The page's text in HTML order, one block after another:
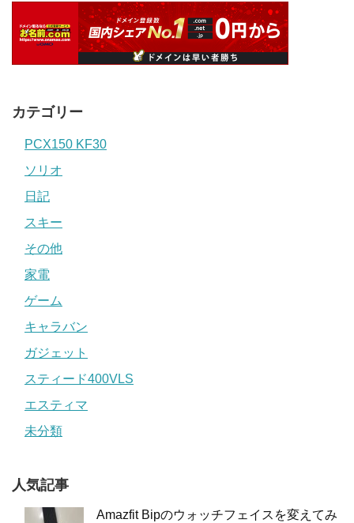
カテゴリー
PCX150 KF30
ソリオ
日記
スキー
その他
家電
ゲーム
キャラバン
ガジェット
スティード400VLS
エスティマ
未分類
人気記事
Amazfit Bipのウォッチフェイスを変えてみ